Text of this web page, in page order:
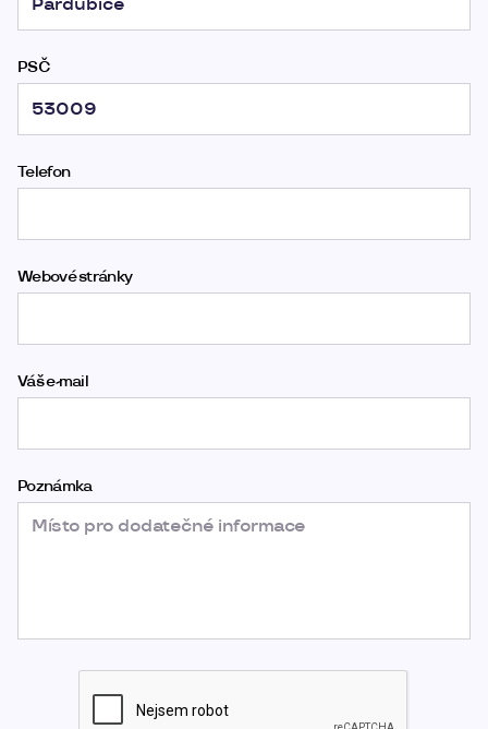
PSČ
Telefon
Webové stránky
Váš e-mail
Poznámka